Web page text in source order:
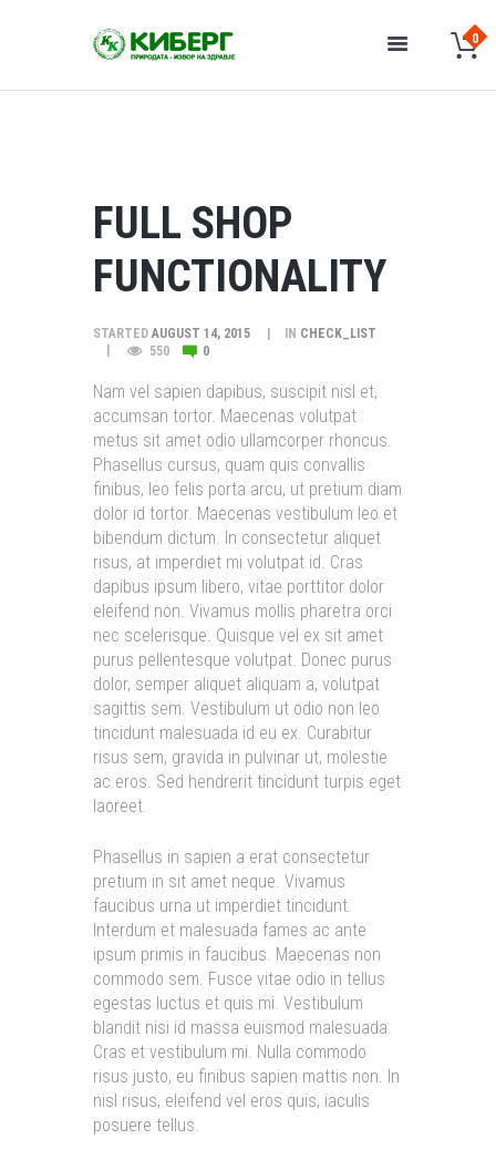
FULL SHOP
FUNCTIONALITY
STARTED AUGUST 14, 2015 IN CHECK_LIST
550
0
Nam vel sapien dapibus, suscipit nisl et,
accumsan tortor. Maecenas volutpat
metus sit amet odio ullamcorper rhoncus.
Phasellus cursus, quam quis convallis
finibus, leo felis porta arcu, ut pretium diam
dolor id tortor. Maecenas vestibulum leo et
bibendum dictum. In consectetur aliquet
risus, at imperdiet mi volutpat id. Cras
dapibus ipsum libero, vitae porttitor dolor
eleifend non. Vivamus mollis pharetra orci
nec scelerisque. Quisque vel ex sit amet
purus pellentesque volutpat. Donec purus
dolor, semper aliquet aliquam a, volutpat
sagittis sem. Vestibulum ut odio non leo
tincidunt malesuada id eu ex. Curabitur
risus sem, gravida in pulvinar ut, molestie
ac eros. Sed hendrerit tincidunt turpis eget
laoreet.
Phasellus in sapien a erat consectetur
pretium in sit amet neque. Vivamus
faucibus urna ut imperdiet tincidunt.
Interdum et malesuada fames ac ante
ipsum primis in faucibus. Maecenas non
commodo sem. Fusce vitae odio in tellus
egestas luctus et quis mi. Vestibulum
blandit nisi id massa euismod malesuada.
Cras et vestibulum mi. Nulla commodo
risus justo, eu finibus sapien mattis non. In
nisl risus, eleifend vel eros quis, iaculis
posuere tellus.